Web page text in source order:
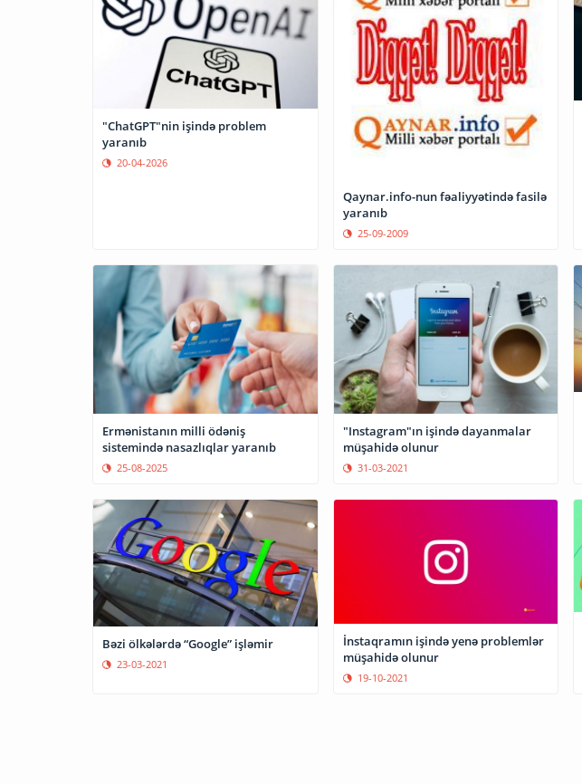
"ChatGPT"nin işində problem
yaranıb
20-04-2026
Qaynar.info-nun fəaliyyətində fasilə
yaranıb
25-09-2009
Ermənistanın milli ödəniş
sistemində nasazlıqlar yaranıb
25-08-2025
"Instagram"ın işində dayanmalar
müşahidə olunur
31-03-2021
Bəzi ölkələrdə “Google” işləmir
23-03-2021
İnstaqramın işində yenə problemlər
müşahidə olunur
19-10-2021